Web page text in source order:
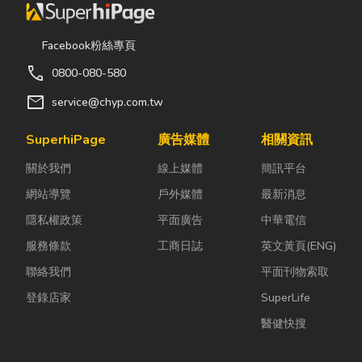
Facebook粉絲專頁
call 0800-080-580
mail service@chyp.com.tw
SuperhiPage
關於我們
網站導覽
隱私權政策
服務條款
聯絡我們
登錄店家
廣告媒體
線上媒體
戶外媒體
平面廣告
工商日誌
相關資訊
簡訊平台
最新消息
中華電信
英文黃頁(ENG)
平面刊物索取
SuperLife
醫健快搜